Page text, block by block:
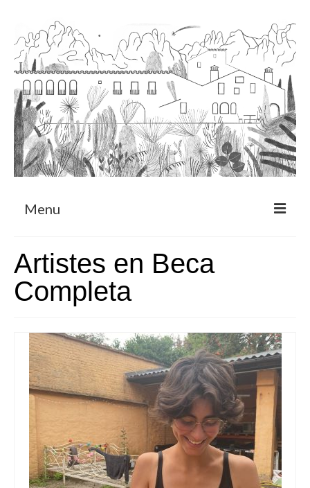
Menu
Programa de Residència
CRUCERO
Queda’t amb nosaltres
Arxiu
Contacte
Artistes en Beca
Completa